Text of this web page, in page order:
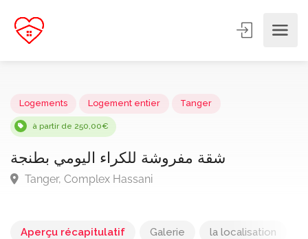
à partir de 250,00€
شقة مفروشة للكراء اليومي بطنجة
Aperçu récapitulatif Galerie la localisation